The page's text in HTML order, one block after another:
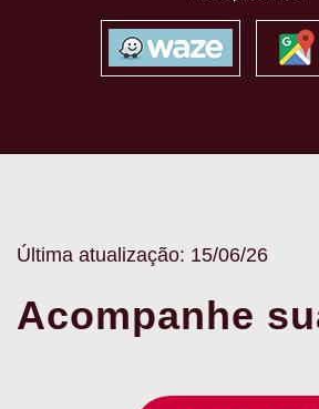
Última atualização: 15/06/26
Acompanhe